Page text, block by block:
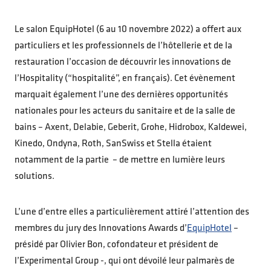
Le salon EquipHotel (6 au 10 novembre 2022) a offert aux
particuliers et les professionnels de l’hôtellerie et de la
restauration l’occasion de découvrir les innovations de
l’Hospitality (“hospitalité”, en français). Cet évènement
marquait également l’une des dernières opportunités
nationales pour les acteurs du sanitaire et de la salle de
bains – Axent, Delabie, Geberit, Grohe, Hidrobox, Kaldewei,
Kinedo, Ondyna, Roth, SanSwiss et Stella étaient
notamment de la partie – de mettre en lumière leurs
solutions.
L’une d’entre elles a particulièrement attiré l’attention des
membres du jury des Innovations Awards d’EquipHotel –
présidé par Olivier Bon, cofondateur et président de
l’Experimental Group -, qui ont dévoilé leur palmarès de